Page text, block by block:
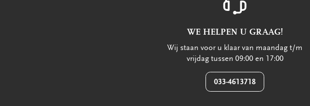
WE HELPEN U GRAAG!
Wij staan voor u klaar van maandag t/m
vrijdag tussen 09:00 en 17:00
033-4613718